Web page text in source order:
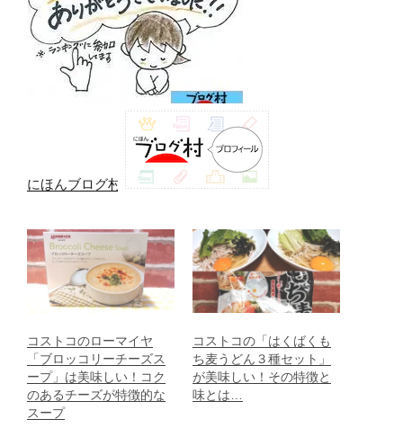
にほんブログ村
コストコのローマイヤ
「ブロッコリーチーズス
ープ」は美味しい！コク
のあるチーズが特徴的な
スープ
コストコの「はくばくも
ち麦うどん３種セット」
が美味しい！その特徴と
味とは…